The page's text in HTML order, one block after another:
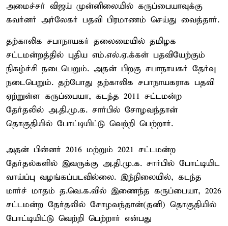
அமைச்சர் விஜய் முன்னிலையில் கருப்பையாவுக்கு
கவர்னர் அர்லேகர் பதவி பிரமாணம் செய்து வைத்தார்.
தற்காலிக சபாநாயகர் தலைமையில் தமிழக
சட்டமன்றத்தில் புதிய எம்.எல்.ஏ.க்கள் பதவியேற்கும்
நிகழ்ச்சி நடைபெறும். அதன் பிறகு சபாநாயகர் தேர்வு
நடைபெறும். தற்போது தற்காலிக சபாநாயகராக பதவி
ஏற்றுள்ள கருப்பையா, கடந்த 2011 சட்டமன்ற
தேர்தலில் அ.தி.மு.க. சார்பில் சோழவந்தான்
தொகுதியில் போட்டியிட்டு வெற்றி பெற்றார்.
அதன் பின்னர் 2016 மற்றும் 2021 சட்டமன்ற
தேர்தல்களில் இவருக்கு அ.தி.மு.க. சார்பில் போட்டியிட
வாய்ப்பு வழங்கப்படவில்லை. இந்நிலையில், கடந்த
மார்ச் மாதம் த.வெ.க.வில் இணைந்த கருப்பையா, 2026
சட்டமன்ற தேர்தலில் சோழவந்தான்(தனி) தொகுதியில்
போட்டியிட்டு வெற்றி பெற்றார் என்பது